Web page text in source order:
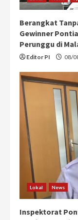
Berangkat
Gewinner
Perunggu di
Editor PI 08/
Lokal News
Inspektorat